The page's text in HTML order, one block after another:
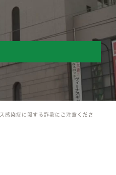
感染症に関する詐欺にご注意くださ